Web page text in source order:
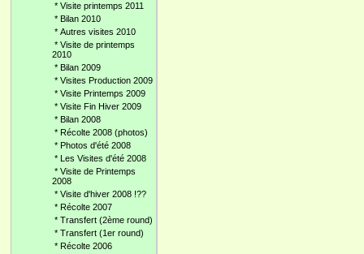
* Visite printemps 2011
* Bilan 2010
* Autres visites 2010
* Visite de printemps
2010
* Bilan 2009
* Visites Production 2009
* Visite Printemps 2009
* Visite Fin Hiver 2009
* Bilan 2008
* Récolte 2008 (photos)
* Photos d'été 2008
* Les Visites d'été 2008
* Visite de Printemps
2008
* Visite d'hiver 2008 !??
* Récolte 2007
* Transfert (2ème round)
* Transfert (1er round)
* Récolte 2006